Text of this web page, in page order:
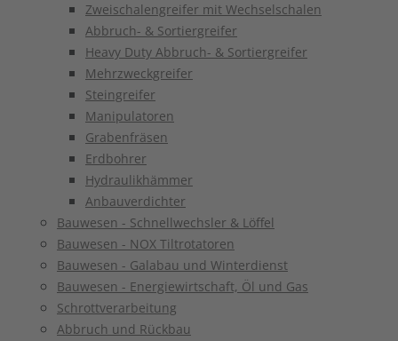
Zweischalengreifer mit Wechselschalen
Abbruch- & Sortiergreifer
Heavy Duty Abbruch- & Sortiergreifer
Mehrzweckgreifer
Steingreifer
Manipulatoren
Grabenfräsen
Erdbohrer
Hydraulikhämmer
Anbauverdichter
Bauwesen - Schnellwechsler & Löffel
Bauwesen - NOX Tiltrotatoren
Bauwesen - Galabau und Winterdienst
Bauwesen - Energiewirtschaft, Öl und Gas
Schrottverarbeitung
Abbruch und Rückbau